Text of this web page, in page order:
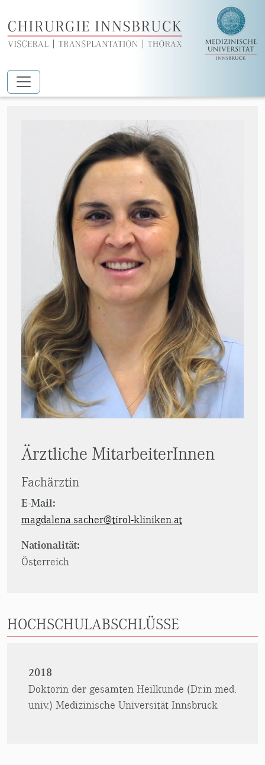
Zum Hauptinhalt springen
Dr.in Magdalena Sacher
Ärztliche MitarbeiterInnen
Fachärztin
E-Mail:
magdalena.sacher@tirol-kliniken.at
Nationalität:
Österreich
HOCHSCHULABSCHLÜSSE
2018
Doktorin der gesamten Heilkunde (Dr.in med.
univ.) Medizinische Universität Innsbruck